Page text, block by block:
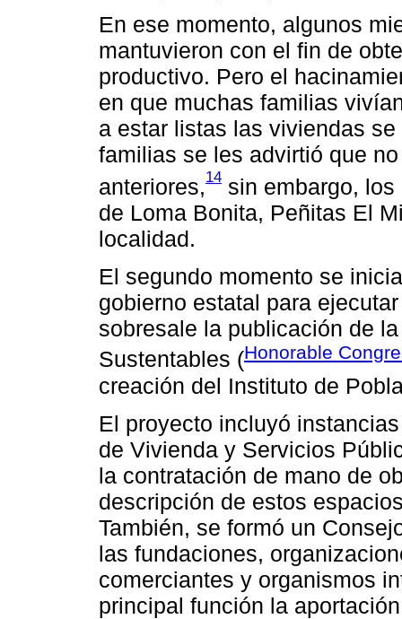
En ese momento, algunos
mantuvieron con el fin de
productivo. Pero el
en que muchas familias
a estar listas las viviendas
familias se les advirtió que
anteriores,14 sin embargo,
de Loma Bonita, Peñitas El
localidad.
El segundo momento se
gobierno estatal para
sobresale la publicación de
Sustentables (Honorable
creación del Instituto de
El proyecto incluyó
de Vivienda y Servicios
la contratación de mano de
descripción de estos
También, se formó un
las fundaciones,
comerciantes y organismos
principal función la